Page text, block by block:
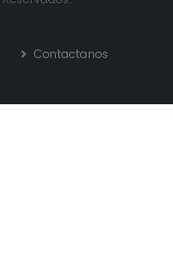
Contactanos